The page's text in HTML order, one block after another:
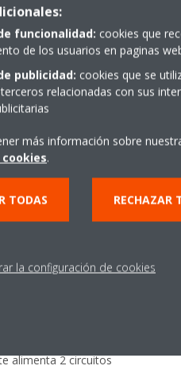
de refrigeración de 300
de refrigeración de 770
un depósito de 5.000
alimenta 2 circuitos
funcionalidad: cookies que
de los usuarios en paginas
publicidad: cookies que se
relacionadas con sus
más información sobre
.
TODAS RECHAZAR
la configuración de cookies